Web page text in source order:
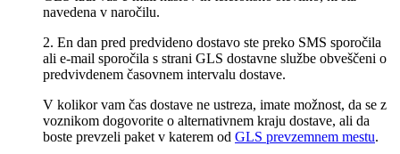
navedena v naročilu.
2. En dan pred predvideno dostavo ste preko SMS sporočila
ali e-mail sporočila s strani GLS dostavne službe obveščeni o
predvivdenem časovnem intervalu dostave.
V kolikor vam čas dostave ne ustreza, imate možnost, da se z
voznikom dogovorite o alternativnem kraju dostave, ali da
boste prevzeli paket v katerem od GLS prevzemnem mestu.